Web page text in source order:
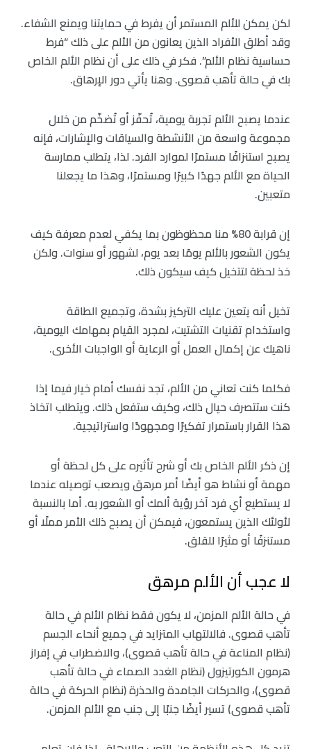
لكن يمكن للألم المستمر أن يفرط في حمايتنا ويمنع الشفاء.
وقد أطلق الأفراد الذين يعانون من الألم على ذلك “فرط
حساسية نظام الألم”. فكر في ذلك على أن نظام الألم الخاص
بك في حالة تأهب قصوى. وهنا يأتي دور الإرهاق.
عندما يصبح الألم تجربة يومية، تُحفّز أو تُضخّم من خلال
مجموعة واسعة من الأنشطة والسياقات والإشارات، فإنه
يصبح استنزافًا مستمرًا لموارد الفرد. لذا، يتطلب ممارسة
الحياة مع الألم جهدًا كبيرًا ومستمرًا، وهذا ما يجعلنا
متعبين.
إن قرابة 80% منا محظوظون بما يكفي لعدم معرفة كيف
يكون الشعور بالألم يومًا بعد يوم، لشهور أو سنوات. ولكن
خذ لحظة لتتخيل كيف سيكون ذلك.
تخيل أنه يتعين عليك التركيز بشدة، وتجميع الطاقة
واستخدام تقنيات التشتيت، لمجرد القيام بمهامك اليومية،
ناهيك عن إكمال العمل أو الرعاية أو الواجبات الأخرى.
فكلما كنت تعاني من الألم، تجد نفسك أمام خيار فيما إذا
كنت ستتصرف حيال ذلك، وكيف ستفعل ذلك. ويتطلب اتخاذ
هذا القرار باستمرار تفكيرًا ومجهودًا واستراتيجية.
إن ذكر الألم الخاص بك أو شرح تأثيره على كل لحظة أو
مهمة أو نشاط هو أيضًا أمر مرهق ويصعب توصيله عندما
لا يستطيع أي فرد آخر رؤية ألمك أو الشعور به. أما بالنسبة
لأولئك الذين يستمعون، فيمكن أن يصبح ذلك الأمر مملًا أو
مستنزفًا أو مثيرًا للقلق.
لا عجب أن الألم مرهق
في حالة الألم المزمن، لا يكون فقط نظام الألم في حالة
تأهب قصوى. فالالتهاب المتزايد في جميع أنحاء الجسم
(نظام المناعة في حالة تأهب قصوى)، والاضطراب في إفراز
هرمون الكورتيزول (نظام الغدد الصماء في حالة تأهب
قصوى)، والحركات الجامدة والحذرة (نظام الحركة في حالة
تأهب قصوى) تسير أيضًا جنبًا إلى جنب مع الألم المزمن.